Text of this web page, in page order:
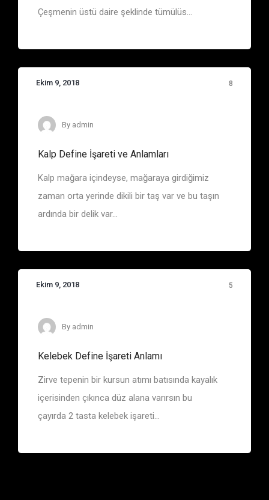
Çeşmenin üstü daire şeklinde tümülüs...
Ekim 9, 2018 8
Define İşaretleri
By admin
Kalp Define İşareti ve Anlamları
Kalp mağara içindeyse, mağaraya girdiğimiz
zaman orta yerinde dikili bir taş var ve bu taşın
ardında bir delik var...
Ekim 9, 2018 5
Define İşaretleri
By admin
Kelebek Define İşareti Anlamı
Zirve tepenin bir kursun atımı batısında kayalık
içerisinden çıkınca düz alana varırsın bu
çayırda 2 tasta kelebek işareti...